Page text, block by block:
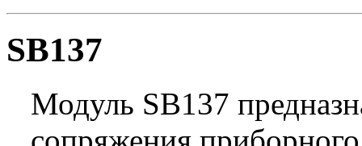
SB137
Модуль SB137